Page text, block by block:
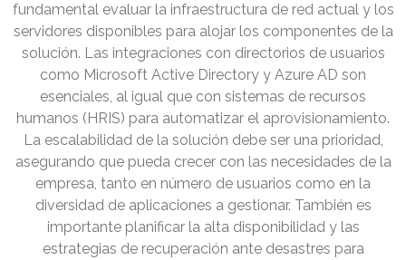
fundamental evaluar la infraestructura de red actual y los
servidores disponibles para alojar los componentes de la
solución. Las integraciones con directorios de usuarios
como Microsoft Active Directory y Azure AD son
esenciales, al igual que con sistemas de recursos
humanos (HRIS) para automatizar el aprovisionamiento.
La escalabilidad de la solución debe ser una prioridad,
asegurando que pueda crecer con las necesidades de la
empresa, tanto en número de usuarios como en la
diversidad de aplicaciones a gestionar. También es
importante planificar la alta disponibilidad y las
estrategias de recuperación ante desastres para